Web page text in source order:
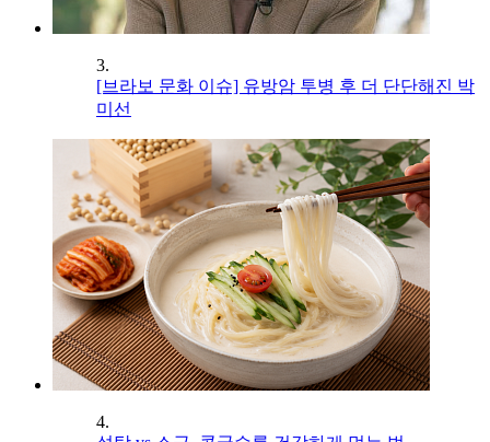
3.
[브라보 문화 이슈] 유방암 투병 후 더 단단해진 박
미선
4.